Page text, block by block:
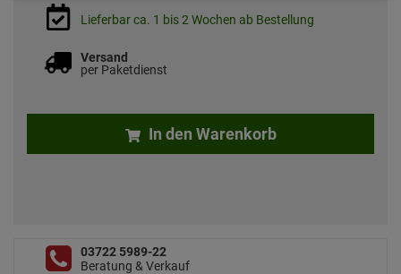
Lieferbar ca. 1 bis 2 Wochen ab Bestellung
Versand
per Paketdienst
In den Warenkorb
03722 5989-22
Beratung & Verkauf